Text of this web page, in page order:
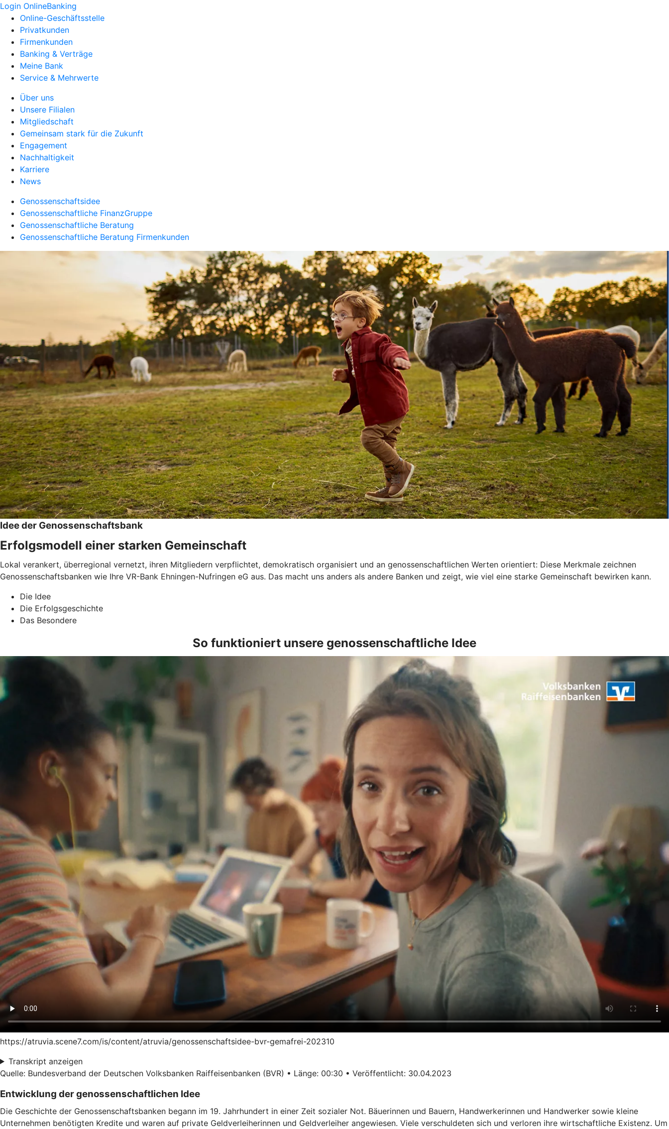
Login OnlineBanking
Online-Geschäftsstelle
Privatkunden
Firmenkunden
Banking & Verträge
Meine Bank
Service & Mehrwerte
Über uns
Unsere Filialen
Mitgliedschaft
Gemeinsam stark für die Zukunft
Engagement
Nachhaltigkeit
Karriere
News
Genossenschaftsidee
Genossenschaftliche FinanzGruppe
Genossenschaftliche Beratung
Genossenschaftliche Beratung Firmenkunden
Idee der Genossenschaftsbank
Erfolgsmodell einer starken Gemeinschaft
Lokal verankert, überregional vernetzt, ihren Mitgliedern verpflichtet, demokratisch organisiert und an genossenschaftlichen Werten orientiert: Diese Merkmale zeichnen
Genossenschaftsbanken wie Ihre VR-Bank Ehningen-Nufringen eG aus. Das macht uns anders als andere Banken und zeigt, wie viel eine starke Gemeinschaft bewirken kann.
Die Idee
Die Erfolgsgeschichte
Das Besondere
So funktioniert unsere genossenschaftliche Idee
https://atruvia.scene7.com/is/content/atruvia/genossenschaftsidee-bvr-gemafrei-202310
Transkript anzeigen
Quelle: Bundesverband der Deutschen Volksbanken Raiffeisenbanken (BVR) • Länge: 00:30 • Veröffentlicht: 30.04.2023
Entwicklung der genossenschaftlichen Idee
Die Geschichte der Genossenschaftsbanken begann im 19. Jahrhundert in einer Zeit sozialer Not. Bäuerinnen und Bauern, Handwerkerinnen und Handwerker sowie kleine
Unternehmen benötigten Kredite und waren auf private Geldverleiherinnen und Geldverleiher angewiesen. Viele verschuldeten sich und verloren ihre wirtschaftliche Existenz. Um